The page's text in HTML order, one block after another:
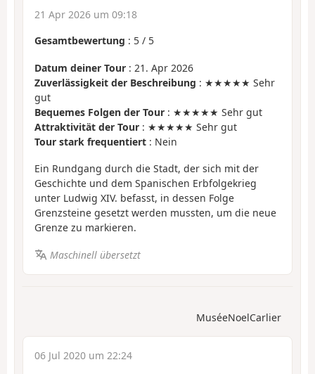
21 Apr 2026 um 09:18
Gesamtbewertung : 5 / 5
Datum deiner Tour : 21. Apr 2026
Zuverlässigkeit der Beschreibung : ★★★★★ Sehr
gut
Bequemes Folgen der Tour : ★★★★★ Sehr gut
Attraktivität der Tour : ★★★★★ Sehr gut
Tour stark frequentiert : Nein
Ein Rundgang durch die Stadt, der sich mit der
Geschichte und dem Spanischen Erbfolgekrieg
unter Ludwig XIV. befasst, in dessen Folge
Grenzsteine gesetzt werden mussten, um die neue
Grenze zu markieren.
Maschinell übersetzt
MuséeNoelCarlier
06 Jul 2020 um 22:24